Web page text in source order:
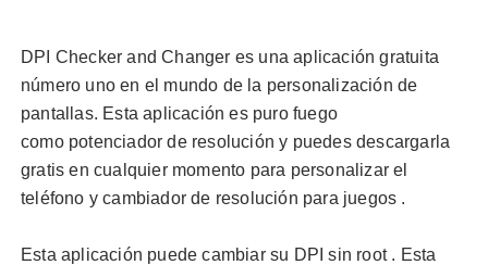
DPI Checker and Changer es una aplicación gratuita
número uno en el mundo de la personalización de
pantallas. Esta aplicación es puro fuego
como potenciador de resolucióny puedes descargarla
gratis en cualquier momento para personalizar el
teléfono ycambiador de resolución para juegos .
Esta aplicación puede cambiar su DPI sin root . Esta